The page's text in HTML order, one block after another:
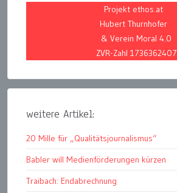
Projekt ethos.at
Hubert Thurnhofer
& Verein Moral 4.0
ZVR-Zahl 1736362407
weitere Artikel:
20 Mille für „Qualitätsjournalismus“
Babler will Medienförderungen kürzen
Traibach: Endabrechnung